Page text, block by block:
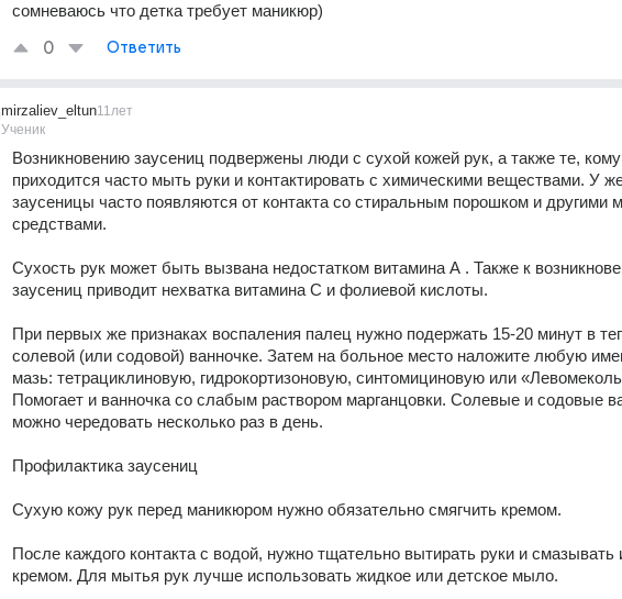
сомневаюсь что детка требует маникюр)
0 Ответить
mirzaliev_eltun
Ученик
11лет
Возникновению заусениц подвержены люди с сухой кожей рук, а также те, кому
приходится часто мыть руки и контактировать с химическими веществами. У
заусеницы часто появляются от контакта со стиральным порошком и другими
средствами.
Сухость рук может быть вызвана недостатком витамина А . Также к
заусениц приводит нехватка витамина С и фолиевой кислоты.
При первых же признаках воспаления палец нужно подержать 15-20 минут в
солевой (или содовой) ванночке. Затем на больное место наложите любую
мазь: тетрациклиновую, гидрокортизоновую, синтомициновую или
Помогает и ванночка со слабым раствором марганцовки. Солевые и содовые
можно чередовать несколько раз в день.
Профилактика заусениц
Сухую кожу рук перед маникюром нужно обязательно смягчить кремом.
После каждого контакта с водой, нужно тщательно вытирать руки и смазывать
кремом. Для мытья рук лучше использовать жидкое или детское мыло.